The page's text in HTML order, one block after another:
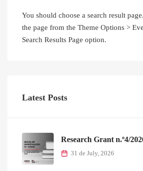
You should choose a search result
the page from the Theme Options >
Search Results Page option.
Latest Posts
Research Grant n.º4/
31 de July, 2026